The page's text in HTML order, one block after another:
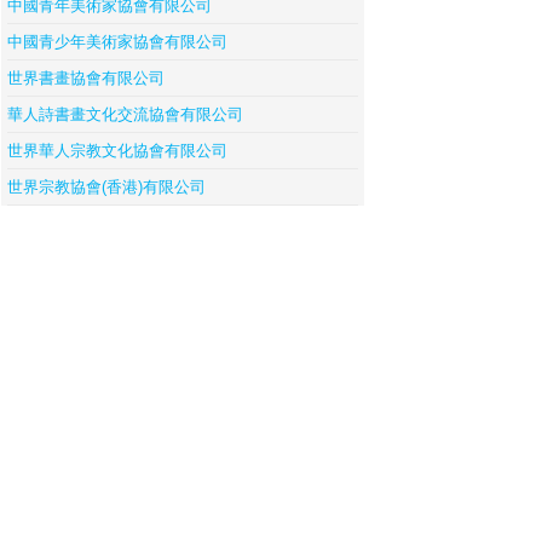
中國青年美術家協會有限公司
中國青少年美術家協會有限公司
世界書畫協會有限公司
華人詩書畫文化交流協會有限公司
世界華人宗教文化協會有限公司
世界宗教協會(香港)有限公司